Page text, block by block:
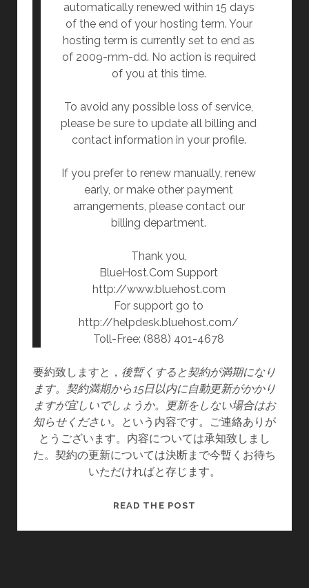
automatically renewed within 15 days
of the end of your hosting term. Your
hosting term is currently set to end as
of 2009-mm-dd. No action is required
of you at this time.
To avoid any possible loss of service,
please be sure to update all billing and
contact information in your profile.
If you prefer to renew manually, renew
early, or make other payment
arrangements, please contact our
billing department.
Thank you,
BlueHost.Com Support
http://www.bluehost.com
For support go to
http://helpdesk.bluehost.com/
Toll-Free: (888) 401-4678
要約致しますと， 後暫くすると契約が満期になり
ます。契約満期から15日以内に自動更新がかかり
ますが宜しいでしょうか。更新をしない場合はお
知らせください。
という内容です。ご連絡ありが
とうございます。内容については承知致しまし
た。契約の更新については決断まで今暫くお待ち
いただければと存じます。
READ THE POST